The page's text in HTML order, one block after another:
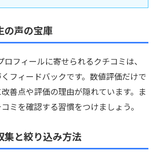
の声の宝庫
フィールに寄せられるクチコミは、
フィードバックです。数値評価だけで
善点や評価の理由が隠れています。ま
ミを確認する習慣をつけましょう。
集と絞り込み方法